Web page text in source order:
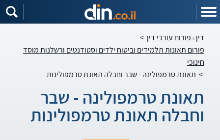
דין פורום עורכי דין >
פורום תאונות תלמידים וביטוח ילדים וסטודנטים ורשלנות מוסד
חינוכי
> תאונת טרמפולינה - שבר וחבלה תאונת טרמפולינות
תאונת טרמפולינה - שבר
וחבלה תאונת טרמפולינות